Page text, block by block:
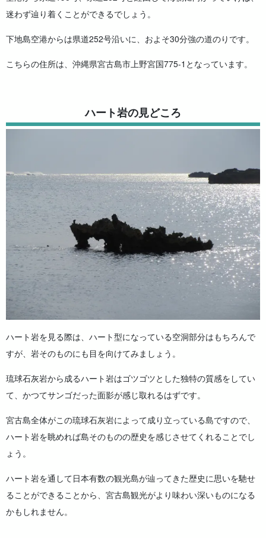
迷わず辿り着くことができるでしょう。
下地島空港からは県道252号沿いに、およそ30分強の道のりです。
こちらの住所は、沖縄県宮古島市上野宮国775-1となっています。
ハート岩の見どころ
ハート岩を見る際は、ハート型になっている空洞部分はもちろんで
すが、岩そのものにも目を向けてみましょう。
琉球石灰岩から成るハート岩はゴツゴツとした独特の質感をしてい
て、かつてサンゴだった面影が感じ取れるはずです。
宮古島全体がこの琉球石灰岩によって成り立っている島ですので、
ハート岩を眺めれば島そのものの歴史を感じさせてくれることでし
ょう。
ハート岩を通して日本有数の観光島が辿ってきた歴史に思いを馳せ
ることができることから、宮古島観光がより味わい深いものになる
かもしれません。